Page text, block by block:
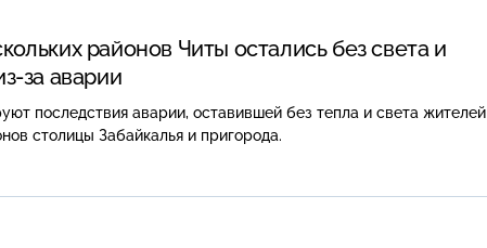
районов Читы остались без света и
за аварии
последствия аварии, оставившей без тепла и света жителей
столицы Забайкалья и пригорода.